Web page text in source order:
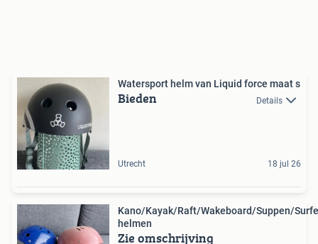
Watersport helm van Liquid force maat s
Bieden Details
Utrecht 18 jul 26
Kano/Kayak/Raft/Wakeboard/Suppen/
helmen
Zie omschrijving